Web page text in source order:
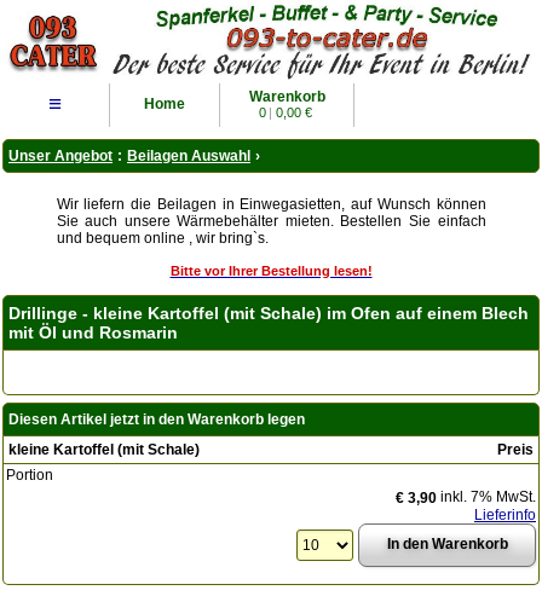
≡ Home Warenkorb
0 | 0,00 €
Unser Angebot : Beilagen Auswahl ›
Wir liefern die Beilagen in Einwegasietten, auf Wunsch können
Sie auch unsere Wärmebehälter mieten. Bestellen Sie einfach
und bequem online , wir bring`s.
Bitte vor Ihrer Bestellung lesen!
Drillinge - kleine Kartoffel (mit Schale) im Ofen auf einem Blech
mit Öl und Rosmarin
Diesen Artikel jetzt in den Warenkorb legen
kleine Kartoffel (mit Schale)
Preis
Portion
€ 3,90 inkl. 7% MwSt.
Lieferinfo